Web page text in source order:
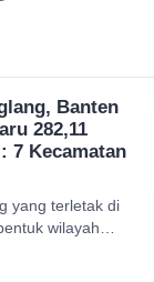
Banten
282,11
7 Kecamatan
yang terletak di
wilayah